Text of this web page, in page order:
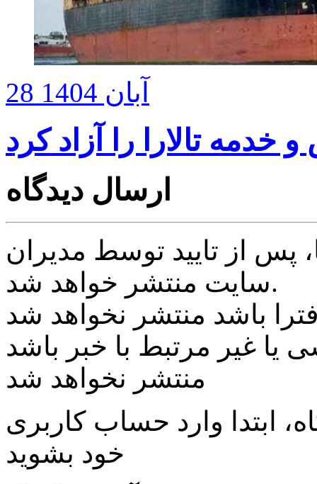
28 آبان 1404
تالارا را آزاد کرد
ارسال دیدگاه
از تایید توسط مدیران
سایت منتشر خواهد شد.
یا غیر مرتبط با خبر باشد
منتشر نخواهد شد
ابتدا وارد حساب كاربری
خود بشويد